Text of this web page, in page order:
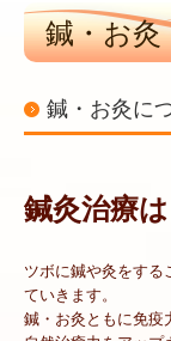
鍼・お灸
美容鍼
美容
光フェイシャル
鍼・お灸
鍼・お灸に
鍼灸治療
ツボに鍼や灸をする
ていきます。
鍼・お灸ともに免疫